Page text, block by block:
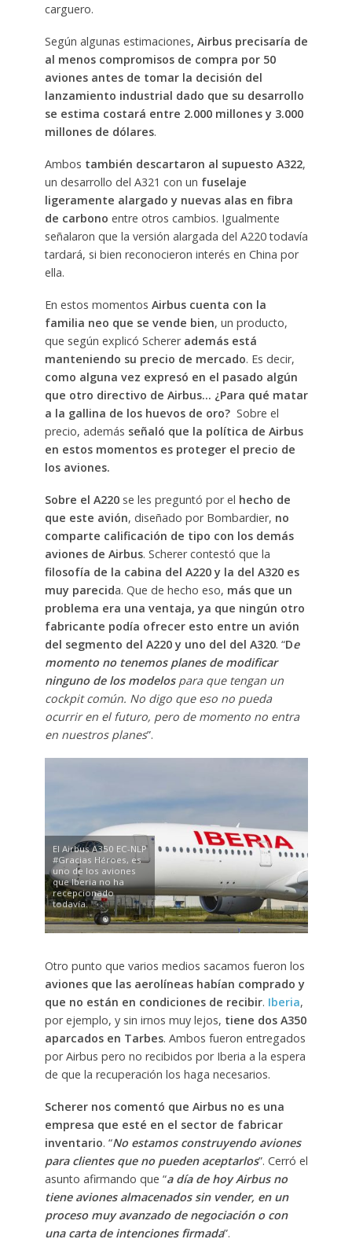
carguero.
Según algunas estimaciones, Airbus precisaría de
al menos compromisos de compra por 50
aviones antes de tomar la decisión del
lanzamiento industrial dado que su desarrollo
se estima costará entre 2.000 millones y 3.000
millones de dólares.
Ambos también descartaron al supuesto A322,
un desarrollo del A321 con un fuselaje
ligeramente alargado y nuevas alas en fibra
de carbono entre otros cambios. Igualmente
señalaron que la versión alargada del A220 todavía
tardará, si bien reconocieron interés en China por
ella.
En estos momentos Airbus cuenta con la
familia neo que se vende bien, un producto,
que según explicó Scherer además está
manteniendo su precio de mercado. Es decir,
como alguna vez expresó en el pasado algún
que otro directivo de Airbus… ¿Para qué matar
a la gallina de los huevos de oro?Sobre el
precio, además señaló que la política de Airbus
en estos momentos es proteger el precio de
los aviones.
Sobre el A220se les preguntó por el hecho de
que este avión, diseñado por Bombardier, no
comparte calificación de tipo con los demás
aviones de Airbus. Scherer contestó que la
filosofía de la cabina del A220 y la del A320 es
muy parecida. Que de hecho eso, más que un
problema era una ventaja, ya que ningún otro
fabricante podía ofrecer esto entre un avión
del segmento del A220 y uno del del A320. “De
momento no tenemos planes de modificar
ninguno de los modelospara que tengan un
cockpit común. No digo que eso no pueda
ocurrir en el futuro, pero de momento no entra
en nuestros planes”.
El Airbus A350 EC-NLP
#Gracias Héroes, es
uno de los aviones
que Iberia no ha
recepcionado
todavía.
Otro punto que varios medios sacamos fueron los
aviones que las aerolíneas habían comprado y
que no están en condiciones de recibir. Iberia,
por ejemplo, y sin irnos muy lejos, tiene dos A350
aparcados en Tarbes. Ambos fueron entregados
por Airbus pero no recibidos por Iberia a la espera
de que la recuperación los haga necesarios.
Scherer nos comentó que Airbus no es una
empresa que esté en el sector de fabricar
inventario. “No estamos construyendo aviones
para clientes que no pueden aceptarlos”. Cerró el
asunto afirmando que “a día de hoy Airbus no
tiene aviones almacenados sin vender, en un
proceso muy avanzado de negociación o con
una carta de intenciones firmada”.